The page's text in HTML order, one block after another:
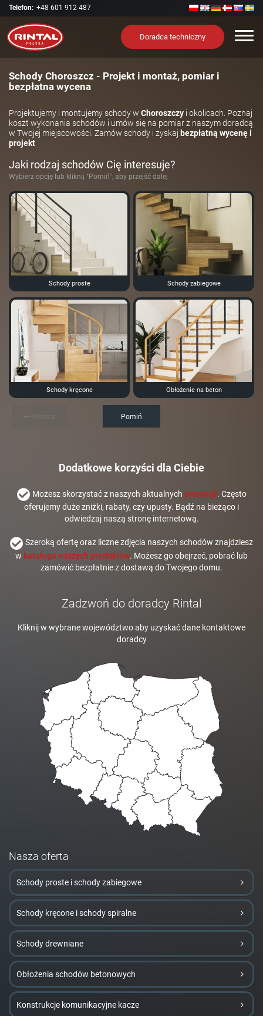
Telefon: +48 601 912 487
Doradca techniczny
Schody Choroszcz - Projekt i montaż, pomiar i
bezpłatna wycena
Projektujemy i montujemy schody w Choroszczy i okolicach. Poznaj
koszt wykonania schodów i umów się na pomiar z naszym doradcą
w Twojej miejscowości. Zamów schody i zyskaj bezpłatną wycenę i
projekt
Jaki rodzaj schodów Cię interesuje?
Wybierz opcję lub kliknij "Pomiń", aby przejść dalej
Schody proste Schody zabiegowe
Schody kręcone Obłożenie na beton
Pomiń
Dodatkowe korzyści dla Ciebie
Możesz skorzystać z naszych aktualnych promocji. Często
oferujemy duże zniżki, rabaty, czy upusty. Bądź na bieżąco i
odwiedzaj naszą stronę internetową.
Szeroką ofertę oraz liczne zdjęcia naszych schodów znajdziesz
w katalogu naszych produktów. Możesz go obejrzeć, pobrać lub
zamówić bezpłatnie z dostawą do Twojego domu.
Zadzwoń do doradcy Rintal
Kliknij w wybrane województwo aby uzyskać dane kontaktowe
doradcy
Nasza oferta
Schody proste i schody zabiegowe
Schody kręcone i schody spiralne
Schody drewniane
Obłożenia schodów betonowych
Konstrukcje komunikacyjne kacze